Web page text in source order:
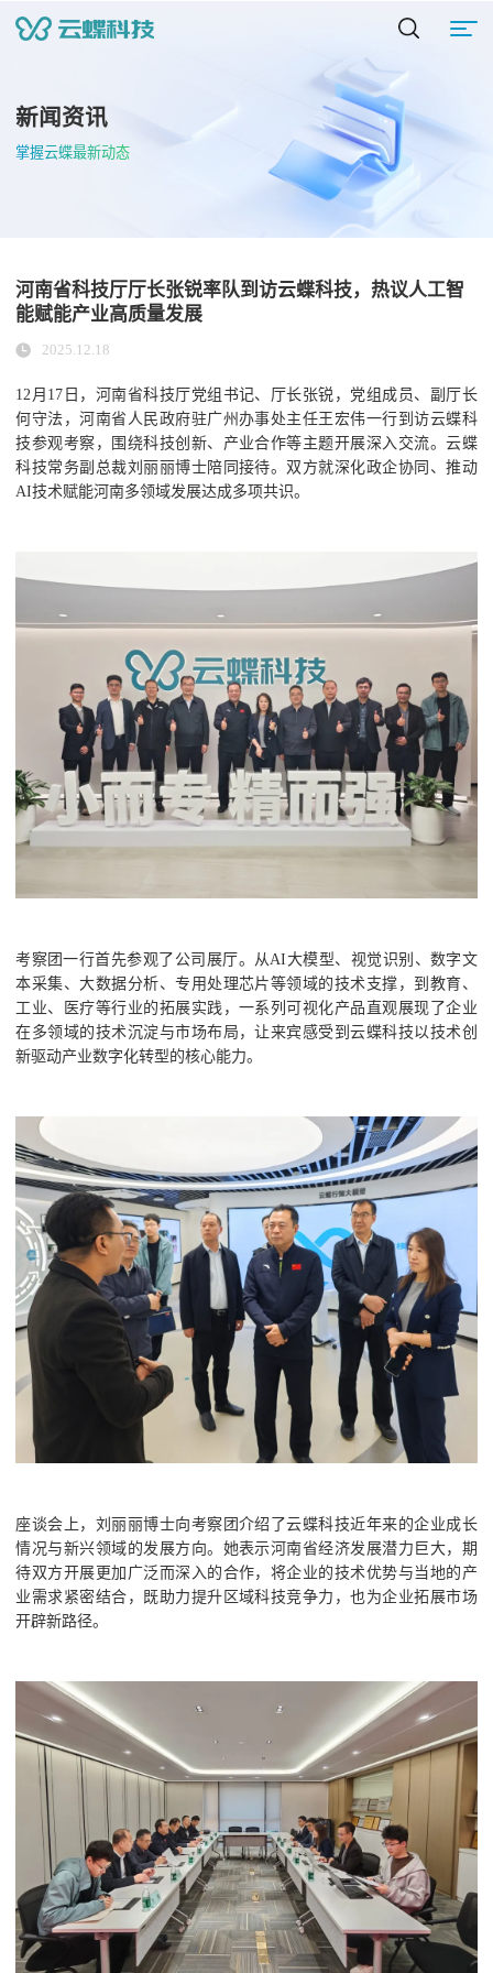
新闻资讯
掌握云蝶最新动态
河南省科技厅厅长张锐率队到访云蝶科技，热议人工智
能赋能产业高质量发展
2025.12.18
12月17日，河南省科技厅党组书记、厅长张锐，党组成员、副厅长
何守法，河南省人民政府驻广州办事处主任王宏伟一行到访云蝶科
技参观考察，围绕科技创新、产业合作等主题开展深入交流。云蝶
科技常务副总裁刘丽丽博士陪同接待。双方就深化政企协同、推动
AI技术赋能河南多领域发展达成多项共识。
考察团一行首先参观了公司展厅。从AI大模型、视觉识别、数字文
本采集、大数据分析、专用处理芯片等领域的技术支撑，到教育、
工业、医疗等行业的拓展实践，一系列可视化产品直观展现了企业
在多领域的技术沉淀与市场布局，让来宾感受到云蝶科技以技术创
新驱动产业数字化转型的核心能力。
座谈会上，刘丽丽博士向考察团介绍了云蝶科技近年来的企业成长
情况与新兴领域的发展方向。她表示河南省经济发展潜力巨大，期
待双方开展更加广泛而深入的合作，将企业的技术优势与当地的产
业需求紧密结合，既助力提升区域科技竞争力，也为企业拓展市场
开辟新路径。